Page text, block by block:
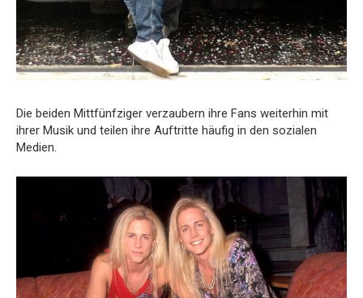
Die beiden Mittfünfziger verzaubern ihre Fans weiterhin mit
ihrer Musik und teilen ihre Auftritte häufig in den sozialen
Medien.